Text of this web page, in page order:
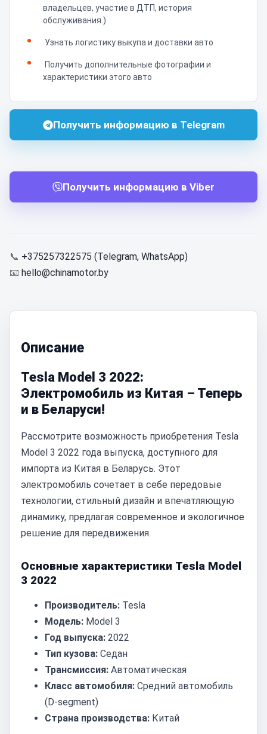
владельцев, участие в ДТП, история
обслуживания.)
Узнать логистику выкупа и доставки авто
Получить дополнительные фотографии и
характеристики этого авто
Получить информацию в Telegram
Получить информацию в Viber
📞 +375257322575 (Telegram, WhatsApp)
📧 hello@chinamotor.by
Описание
Tesla Model 3 2022:
Электромобиль из Китая – Теперь
и в Беларуси!
Рассмотрите возможность приобретения Tesla
Model 3 2022 года выпуска, доступного для
импорта из Китая в Беларусь. Этот
электромобиль сочетает в себе передовые
технологии, стильный дизайн и впечатляющую
динамику, предлагая современное и экологичное
решение для передвижения.
Основные характеристики Tesla Model
3 2022
Производитель: Tesla
Модель: Model 3
Год выпуска: 2022
Тип кузова: Седан
Трансмиссия: Автоматическая
Класс автомобиля: Средний автомобиль
(D-segment)
Страна производства: Китай